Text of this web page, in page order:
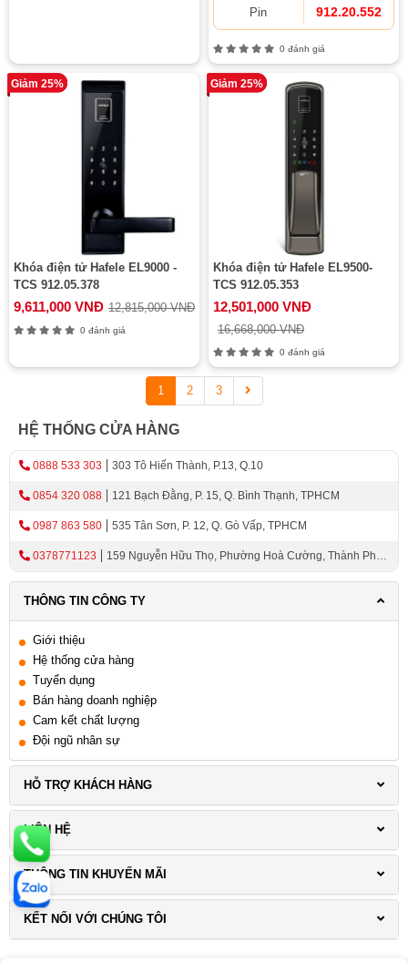
Pin
912.20.552
0 đánh giá
Giảm 25%
Khóa điện tử Hafele EL9000 -
TCS 912.05.378
9,611,000 VNĐ 12,815,000 VNĐ
0 đánh giá
Giảm 25%
Khóa điện tử Hafele EL9500-
TCS 912.05.353
12,501,000 VNĐ
16,668,000 VNĐ
0 đánh giá
1 2 3
HỆ THỐNG CỬA HÀNG
0888 533 303 303 Tô Hiến Thành, P.13, Q.10
0854 320 088 121 Bạch Đằng, P. 15, Q. Bình Thạnh, TPHCM
0987 863 580 535 Tân Sơn, P. 12, Q. Gò Vấp, TPHCM
0378771123
159 Nguyễn Hữu Thọ, Phường Hoà Cường, Thành Phố
THÔNG TIN CÔNG TY
Giới thiệu
Hệ thống cửa hàng
Tuyển dụng
Bán hàng doanh nghiệp
Cam kết chất lượng
Đội ngũ nhân sự
HỖ TRỢ KHÁCH HÀNG
LIÊN HỆ
THÔNG TIN KHUYẾN MÃI
KẾT NỐI VỚI CHÚNG TÔI